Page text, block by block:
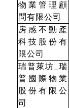
物業管理顧
問有限公司
房感不動產
科技股份有
限公司
瑞普萊坊
瑞
普國際物業
股份有限公
司